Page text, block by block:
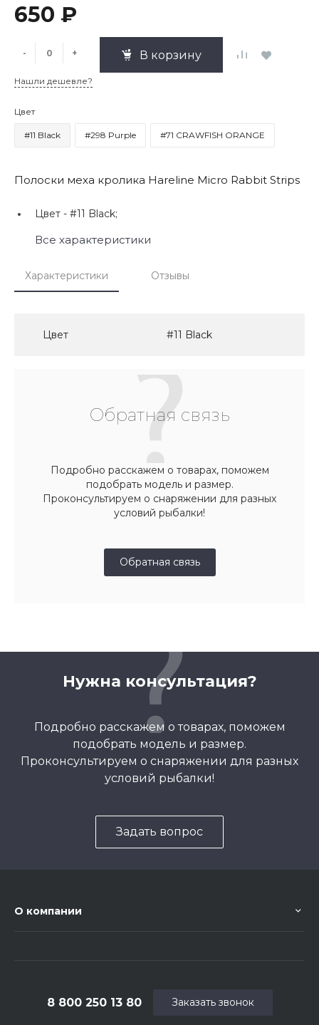
650 ₽
- + В корзину
Нашли дешевле?
Цвет
#11 Black #298 Purple #71 CRAWFISH ORANGE
Полоски меха кролика Hareline Micro Rabbit Strips
Цвет - #11 Black;
Все характеристики
Характеристики Отзывы
Цвет #11 Black
Обратная связь
Подробно расскажем о товарах, поможем
подобрать модель и размер.
Проконсультируем о снаряжении для разных
условий рыбалки!
Обратная связь
Нужна консультация?
Подробно расскажем о товарах, поможем
подобрать модель и размер.
Проконсультируем о снаряжении для разных
условий рыбалки!
Задать вопрос
О компании
8 800 250 13 80 Заказать звонок